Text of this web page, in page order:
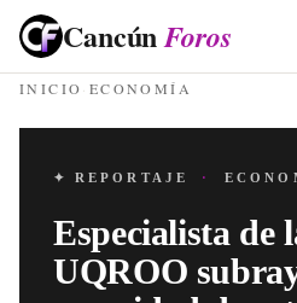
CancúnForos
INICIO· ECONOMÍA
✦ REPORTAJE ·
Especialista de
UQROO